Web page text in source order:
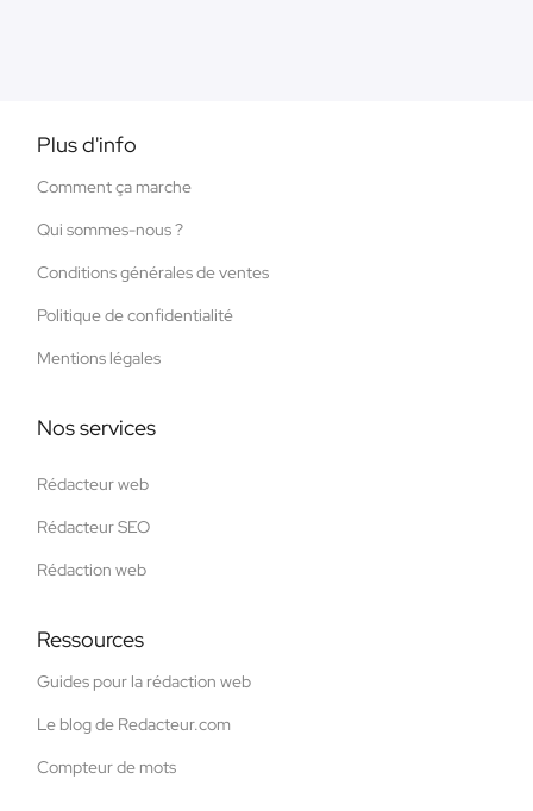
Plus d'info
Comment ça marche
Qui sommes-nous ?
Conditions générales de ventes
Politique de confidentialité
Mentions légales
Nos services
Rédacteur web
Rédacteur SEO
Rédaction web
Ressources
Guides pour la rédaction web
Le blog de Redacteur.com
Compteur de mots